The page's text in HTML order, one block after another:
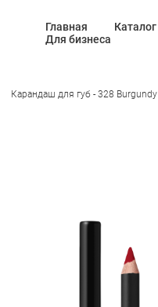
Главная Каталог
Для бизнеса
Карандаш для губ - 328 Burgundy